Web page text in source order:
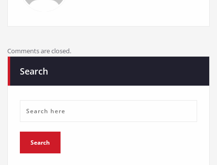
Comments are closed.
Search